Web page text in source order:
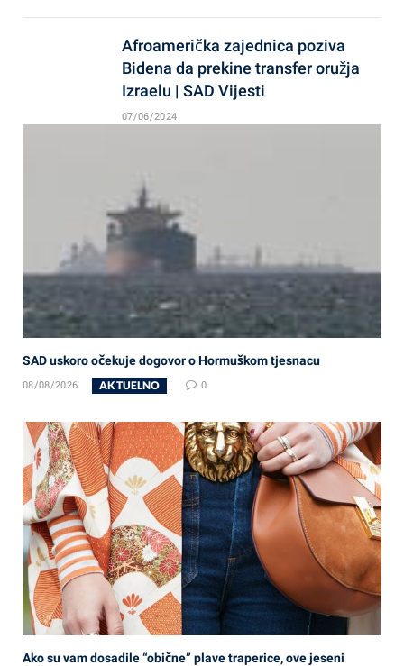
Afroamerička zajednica poziva
Bidena da prekine transfer oružja
Izraelu | SAD Vijesti
07/06/2024
SAD uskoro očekuje dogovor o Hormuškom tjesnacu
08/08/2026 AKTUELNO 0
Ako su vam dosadile “obične” plave traperice, ove jeseni